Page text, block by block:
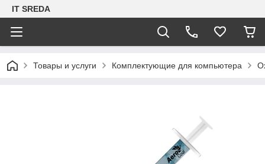
IT SREDA
Товары и услуги Комплектующие для компьютера